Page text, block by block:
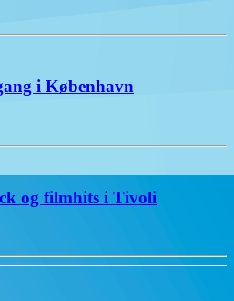
i København
og filmhits i Tivoli